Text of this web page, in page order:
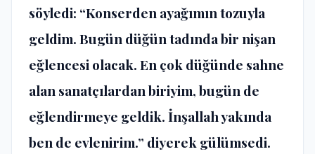
söyledi: “Konserden ayağımın tozuyla
geldim. Bugün düğün tadında bir nişan
eğlencesi olacak. En çok düğünde sahne
alan sanatçılardan biriyim, bugün de
eğlendirmeye geldik. İnşallah yakında
ben de evlenirim.” diyerek gülümsedi.